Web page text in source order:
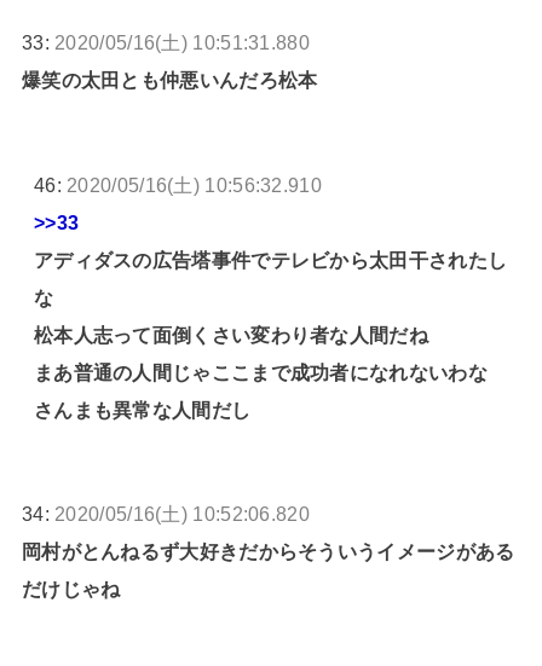
33: 2020/05/16(土) 10:51:31.880
爆笑の太田とも仲悪いんだろ松本
46: 2020/05/16(土) 10:56:32.910
>>33
アディダスの広告塔事件でテレビから太田干されたし
な
松本人志って面倒くさい変わり者な人間だね
まあ普通の人間じゃここまで成功者になれないわな
さんまも異常な人間だし
34: 2020/05/16(土) 10:52:06.820
岡村がとんねるず大好きだからそういうイメージがある
だけじゃね